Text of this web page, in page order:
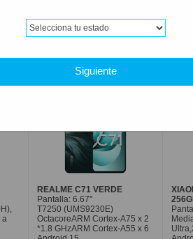
Siguiente
a
REALME C71 VERDE
Pantalla: 6.67"
T7250 (UMS9230E)
OctacoreARM Cortex-A75 x 2
*1.8 GHzARM Cortex-A55 x 6